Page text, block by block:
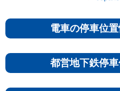
電車の停車位
都営地下鉄停